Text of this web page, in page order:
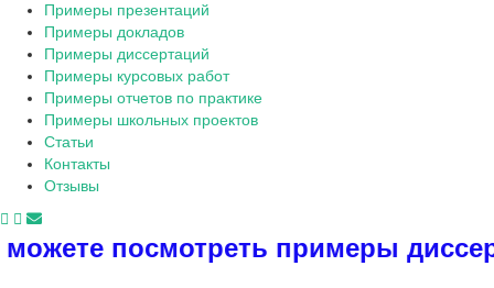
Примеры презентаций
Примеры докладов
Примеры диссертаций
Примеры курсовых работ
Примеры отчетов по практике
Примеры школьных проектов
Статьи
Контакты
Отзывы
примеры диссертаций,